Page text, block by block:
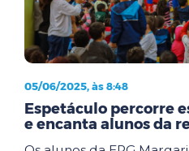
05/06/2025, às 8:48
Espetáculo percorre
e encanta alunos da